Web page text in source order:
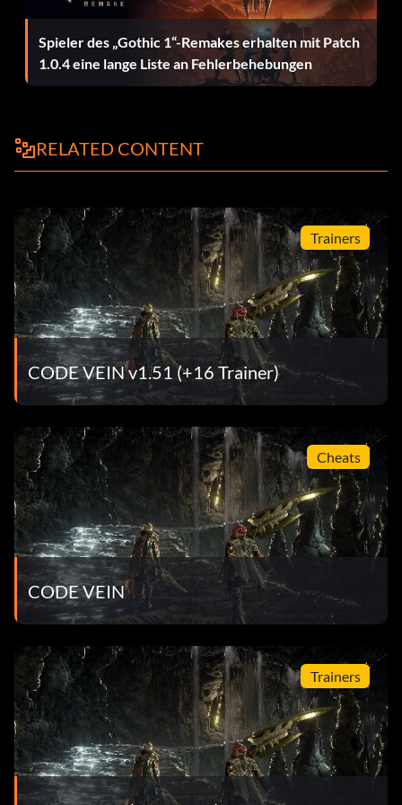
Beste Geschenke (+5): Aromatische Kräuter, duftender
Gute Geschenke (+3): Gealterter Branntwein,
Gewürze, Sushi-Tacos, Tomaten-Oden-Sandwich
Beste Geschenke (+5): Brettspiel, Bugarally-Puppe,
Retro-Spiel, gut abgenutztes Werkzeug
Gute Geschenke (+3): Antike LP-Schallplatte, Blutperlen-
Bonbons, Schokoladen-Knoblauchflocken, maßgefertigte
Waffenteile, verblasste Comics, schickes Köln, Geisha-
Nudeln, Bio-Seife, Plüschtier, Sushi-Tacos
Yakumo
Beste Geschenke (+5): Gealterter Brandy, Boutique-Sake,
Bugarally-Puppe
Gute Geschenke (+3): 35-mm-Spule, antike LP-
Schallplatte, Blutperlen-Bonbons, Brettspiel,
maßgeschneiderte Waffenteile, verblasste Comics,
scharfer Käse, Retro-Spiel, Sushi-Tacos
Erreiche die angegebene Leistung, um die entsprechende
Anzahl von Gamerscore-Punkten zu erhalten:
Revenant Preeminent (70 points): Unlocked all other
achievements.
Spieler des „Gothic 1“-Remakes erhalten mit Patch
1.0.4 eine lange Liste an Fehlerbehebungen
RELATED CONTENT
Trainers
CODE VEIN v1.51 (+16 Trainer)
Cheats
CODE VEIN
Trainers